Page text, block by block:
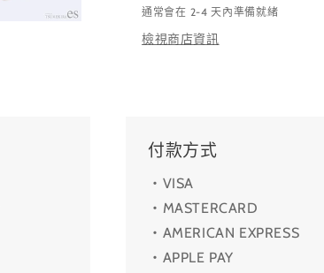
通常會在 2-4 天內準備就緒
檢視商店資訊
付款方式
・VISA
・MASTERCARD
・AMERICAN EXPRESS
・APPLE PAY